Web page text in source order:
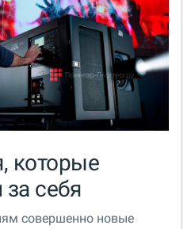
которые
себя
совершенно новые